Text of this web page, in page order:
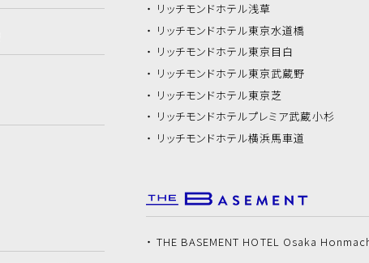
リッチモンドホテル浅草
リッチモンドホテル東京水道橋
リッチモンドホテル東京目白
リッチモンドホテル東京武蔵野
リッチモンドホテル東京芝
リッチモンドホテルプレミア武蔵小杉
リッチモンドホテル横浜馬車道
THE BASEMENT HOTEL Osaka